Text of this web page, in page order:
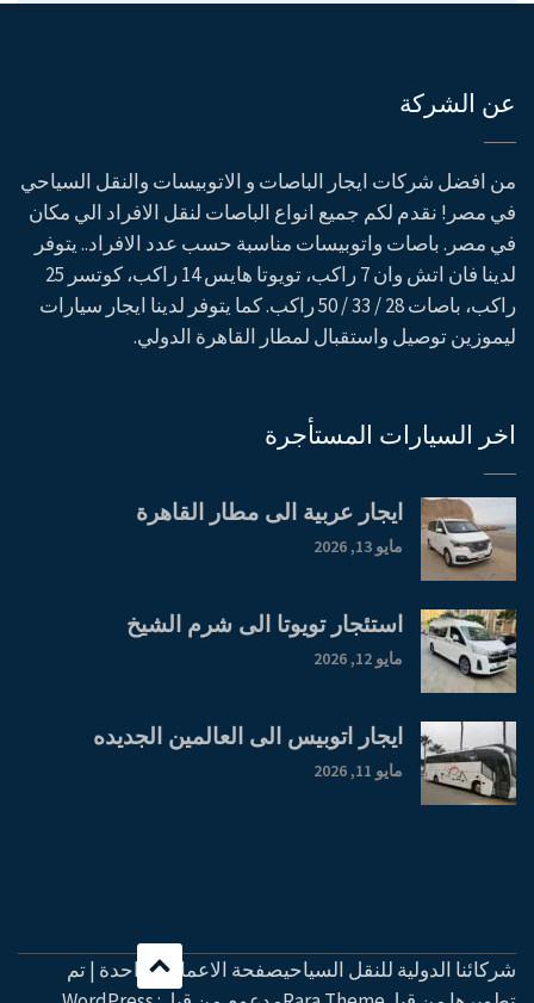
عن الشركة
من افضل شركات ايجار الباصات و الاتوبيسات والنقل السياحي
في مصر! نقدم لكم جميع انواع الباصات لنقل الافراد الي مكان
في مصر. باصات واتوبيسات مناسبة حسب عدد الافراد.. يتوفر
لدينا فان اتش وان 7 راكب، تويوتا هايس 14 راكب، كوتسر 25
راكب، باصات 28 / 33 / 50 راكب. كما يتوفر لدينا ايجار سيارات
ليموزين توصيل واستقبال لمطار القاهرة الدولي.
اخر السيارات المستأجرة
ايجار عربية الى مطار القاهرة
مايو 13, 2026
استئجار تويوتا الى شرم الشيخ
مايو 12, 2026
ايجار اتوبيس الى العالمين الجديده
مايو 11, 2026
شركائنا الدولية للنقل السياحيصفحة الاعمال الواحدة | تم